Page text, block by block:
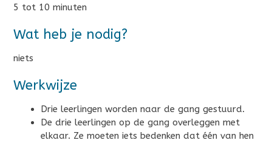
5 tot 10 minuten
Wat heb je nodig?
niets
Werkwijze
Drie leerlingen worden naar de gang gestuurd.
De drie leerlingen op de gang overleggen met
elkaar. Ze moeten iets bedenken dat één van hen